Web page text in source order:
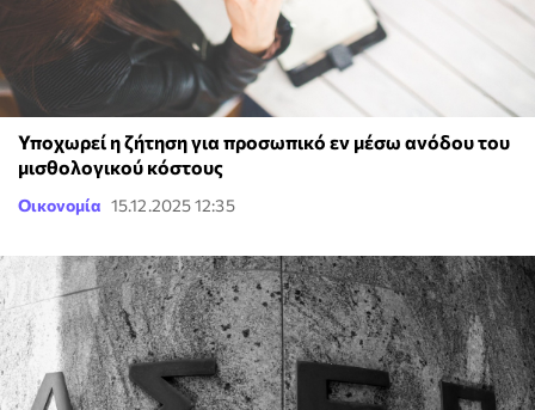
Υποχωρεί η ζήτηση για προσωπικό εν μέσω ανόδου του
μισθολογικού κόστους
Οικονομία 15.12.2025 12:35